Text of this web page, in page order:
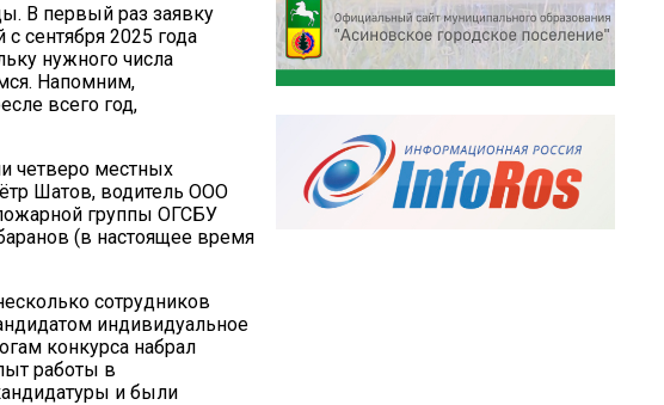
В первый раз заявку
сентября 2025 года
нужного числа
Напомним,
всего год,
четверо местных
Шатов, водитель ООО
группы ОГСБУ
(в настоящее время
сотрудников
индивидуальное
конкурса набрал
работы в
и были